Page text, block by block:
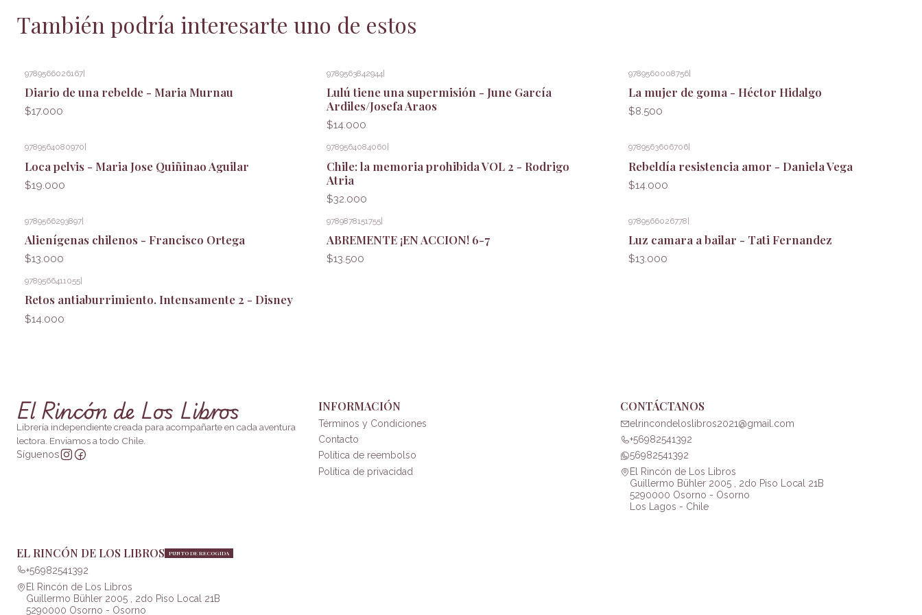
También podría interesarte uno de estos
9789566026167
Diario de una rebelde - Maria Murnau
$17.000
9789563842944|
Lulú tiene una supermisión - June García
Ardiles/Josefa Araos
$14.000
9789560008756|
La mujer de goma - Héctor Hidalgo
$8.500
9789564080970
Loca pelvis - Maria Jose Quiñinao Aguilar
$19.000
9789564084060
Chile: la memoria prohibida VOL 2 - Rodrigo
Atria
$32.000
9789563606706|
Rebeldía resistencia amor - Daniela Vega
$14.000
9789566293897|
Alienígenas chilenos - Francisco Ortega
$13.000
9789878151755|
ABREMENTE ¡EN ACCION! 6-7
$13.500
9789566026778|
Luz camara a bailar - Tati Fernandez
$13.000
9789566411055
Retos antiaburrimiento. Intensamente 2 - Disney
$14.000
El Rincón de Los Libros
Librería independiente creada para acompañarte en cada aventura
lectora. Enviamos a todo Chile.
Síguenos
INFORMACIÓN
Términos y Condiciones
Contacto
Política de reembolso
Política de privacidad
CONTÁCTANOS
elrincondeloslibros2021@gmail.com
+56982541392
56982541392
El Rincón de Los Libros
Guillermo Bühler 2005 , 2do Piso Local 21B
5290000 Osorno - Osorno
Los Lagos - Chile
EL RINCÓN DE LOS LIBROS PUNTO DE RECOGIDA
+56982541392
El Rincón de Los Libros
Guillermo Bühler 2005 , 2do Piso Local 21B
5290000 Osorno - Osorno